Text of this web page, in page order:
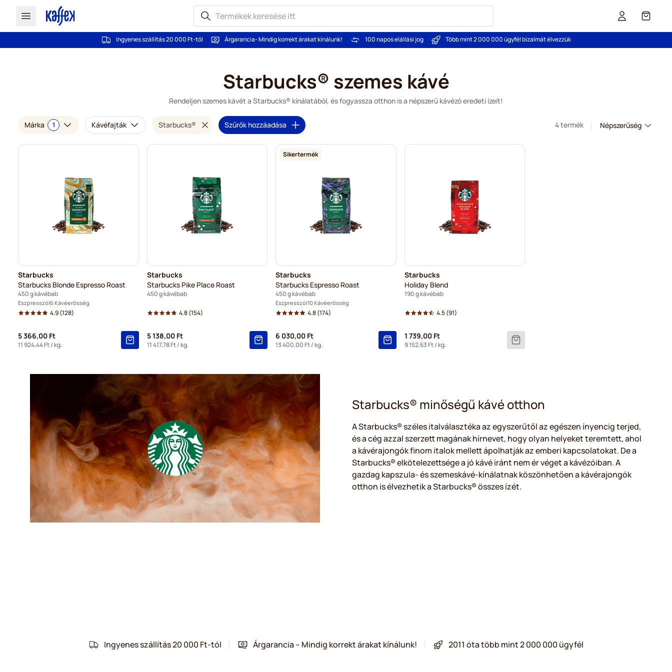
Cart
Ingyenes szállítás 20 000 Ft-tól Árgarancia- Mindig korrekt árakat kínálunk! 100 napos elállási jog Több mint 2 000 000 ügyfél bizalmát élvezzük
Starbucks® szemes kávé
Rendeljen szemes kávét a Starbucks® kínálatából, és fogyassza otthon is a népszerű kávézó eredeti ízeit!
Márka 1 Kávéfajták Starbucks® Szűrők hozzáadása 4 termék
Starbucks
Starbucks Blonde Espresso Roast
450 g kávébab
Eszpresszó 6 Kávéerősség
4.9(128)
5 366,00 Ft
11 924,44 Ft/ kg.
Starbucks
Starbucks Pike Place Roast
450 g kávébab
4.8(154)
5 138,00 Ft
11 417,78 Ft/ kg.
Sikertermék
Starbucks
Starbucks Espresso Roast
450 g kávébab
Eszpresszó 10 Kávéerősség
4.8(174)
6 030,00 Ft
13 400,00 Ft/ kg.
Starbucks
Holiday Blend
190 g kávébab
4.5(91)
1 739,00 Ft
9 152,63 Ft/ kg.
Starbucks® minőségű kávé otthon
A Starbucks® széles italválasztéka az egyszerűtől az egészen ínyencig terjed,
és a cég azzal szerzett magának hírnevet, hogy olyan helyeket teremtett, ahol
a kávérajongók finom italok mellett ápolhatják az emberi kapcsolatokat. De a
Starbucks® elkötelezettsége a jó kávé iránt nem ér véget a kávézóiban. A
gazdag kapszula- és szemeskávé-kínálatnak köszönhetően a kávérajongók
otthon is élvezhetik a Starbucks® összes ízét.
Ingyenes szállítás 20 000 Ft-tól Árgarancia – Mindig korrekt árakat kínálunk! 2011 óta több mint 2 000 000 ügyfél